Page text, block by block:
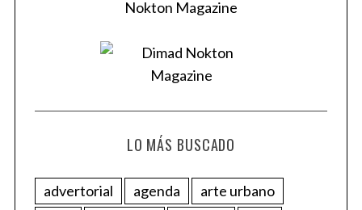
LO MÁS BUSCADO
advertorial agenda
arte urbano